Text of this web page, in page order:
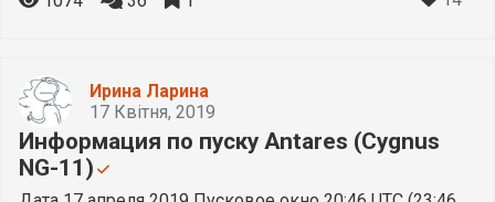
Ирина Ларина
17 Квітня, 2019
Информация по пуску Antares (Cygnus
NG-11)